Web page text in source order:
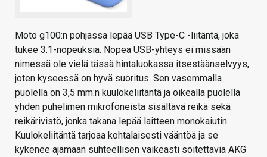
Moto g100:n pohjassa lepää USB Type-C -liitäntä, joka
tukee 3.1-nopeuksia. Nopea USB-yhteys ei missään
nimessä ole vielä tässä hintaluokassa itsestäänselvyys,
joten kyseessä on hyvä suoritus. Sen vasemmalla
puolella on 3,5 mm:n kuulokeliitäntä ja oikealla puolella
yhden puhelimen mikrofoneista sisältävä reikä sekä
reikärivistö, jonka takana lepää laitteen monokaiutin.
Kuulokeliitäntä tarjoaa kohtalaisesti vääntöä ja se
kykenee ajamaan suhteellisen vaikeasti soitettavia AKG